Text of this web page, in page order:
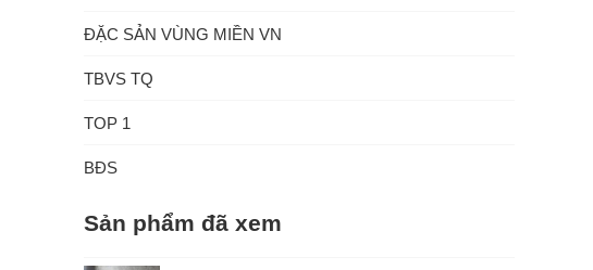
ĐẶC SẢN VÙNG MIỀN VN
TBVS TQ
TOP 1
BĐS
Sản phẩm đã xem